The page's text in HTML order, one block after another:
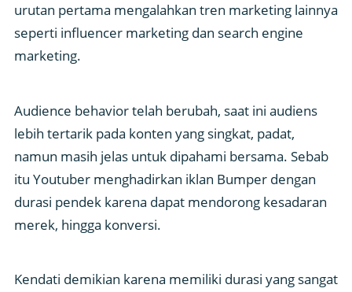
urutan pertama mengalahkan tren marketing lainnya
seperti influencer marketing dan search engine
marketing.
Audience behavior telah berubah, saat ini audiens
lebih tertarik pada konten yang singkat, padat,
namun masih jelas untuk dipahami bersama. Sebab
itu Youtuber menghadirkan iklan Bumper dengan
durasi pendek karena dapat mendorong kesadaran
merek, hingga konversi.
Kendati demikian karena memiliki durasi yang sangat